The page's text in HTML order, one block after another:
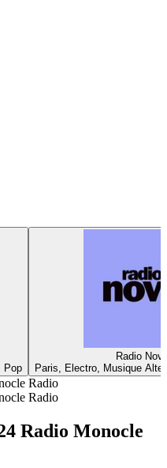
Pop
Radio
Paris, Electro, Musique
Radio
Radio
Radio Monocle